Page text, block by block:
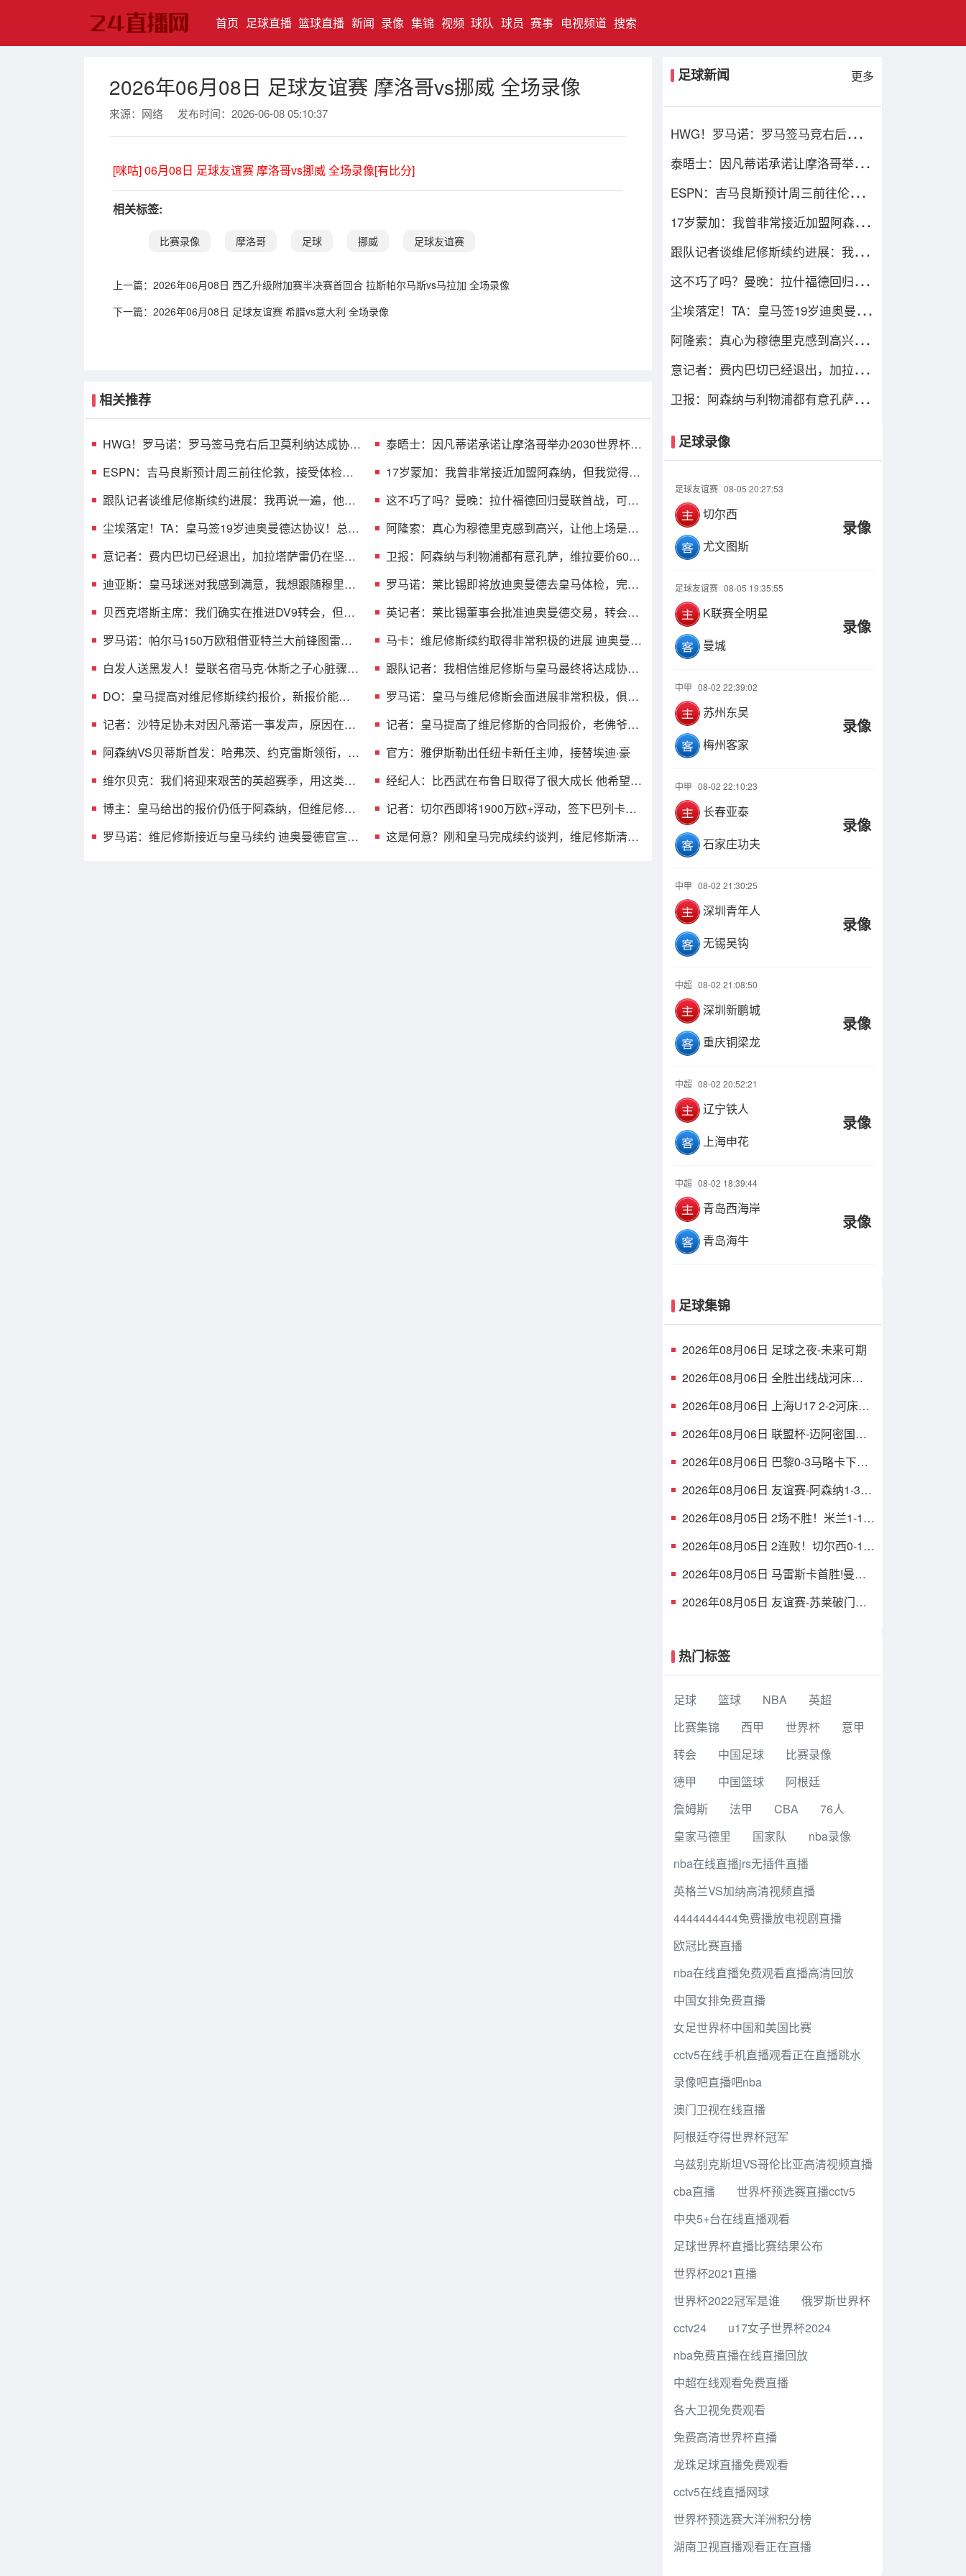
首页 (current)
足球直播 篮球直播 新闻 录像 集锦 视频 球队 球员 赛事 电视频道 搜索
2026年06月08日 足球友谊赛 摩洛哥vs挪威 全场录像
来源：网络 发布时间：2026-06-08 05:10:37
[咪咕] 06月08日 足球友谊赛 摩洛哥vs挪威 全场录像[有比分]
相关标签:
比赛录像 摩洛哥 足球 挪威 足球友谊赛
上一篇： 2026年06月08日 西乙升级附加赛半决赛首回合 拉斯帕尔马斯vs马拉加 全场录像
下一篇： 2026年06月08日 足球友谊赛 希腊vs意大利 全场录像
相关推荐
HWG！罗马诺：罗马签马竞右后卫莫利纳达成协
泰晤士：因凡蒂诺承诺让摩洛哥举办2030世界杯决
ESPN：吉马良斯预计周三前往伦敦，接受体检并
17岁蒙加：我曾非常接近加盟阿森纳，但我觉得自
跟队记者谈维尼修斯续约进展：我再说一遍，他要
这不巧了吗？曼晚：拉什福德回归曼联首战，可能
尘埃落定！TA：皇马签19岁迪奥曼德达协议！总价
阿隆索：真心为穆德里克感到高兴，让他上场是充
意记者：费内巴切已经退出，加拉塔萨雷仍在坚持
卫报：阿森纳与利物浦都有意孔萨，维拉要价6000
迪亚斯：皇马球迷对我感到满意，我想跟随穆里尼
罗马诺：莱比锡即将放迪奥曼德去皇马体检，完成
贝西克塔斯主席：我们确实在推进DV9转会，但从
英记者：莱比锡董事会批准迪奥曼德交易，转会费
罗马诺：帕尔马150万欧租借亚特兰大前锋图雷达
马卡：维尼修斯续约取得非常积极的进展 迪奥曼德
白发人送黑发人！曼联名宿马克·休斯之子心脏骤停
跟队记者：我相信维尼修斯与皇马最终将达成协
DO：皇马提高对维尼修斯续约报价，新报价能体
罗马诺：皇马与维尼修斯会面进展非常积极，俱乐
记者：沙特足协未对因凡蒂诺一事发声，原因在于
记者：皇马提高了维尼修斯的合同报价，老佛爷不
阿森纳VS贝蒂斯首发：哈弗茨、约克雷斯领衔，道
官方：雅伊斯勒出任纽卡新任主帅，接替埃迪·豪
维尔贝克：我们将迎来艰苦的英超赛季，用这类比
经纪人：比西武在布鲁日取得了很大成长 他希望为
博主：皇马给出的报价仍低于阿森纳，但维尼修斯
记者：切尔西即将1900万欧+浮动，签下巴列卡诺
罗马诺：维尼修斯接近与皇马续约 迪奥曼德官宣很
这是何意？刚和皇马完成续约谈判，维尼修斯清空
足球新闻 更多
HWG！罗马诺：罗马签马竞右后卫莫
泰晤士：因凡蒂诺承诺让摩洛哥举办
ESPN：吉马良斯预计周三前往伦敦，
17岁蒙加：我曾非常接近加盟阿森
跟队记者谈维尼修斯续约进展：我再
这不巧了吗？曼晚：拉什福德回归曼
尘埃落定！TA：皇马签19岁迪奥曼德
阿隆索：真心为穆德里克感到高兴，
意记者：费内巴切已经退出，加拉塔
卫报：阿森纳与利物浦都有意孔萨，
足球录像
足球友谊赛 08-05 20:27:53
切尔西
尤文图斯
录像
足球友谊赛 08-05 19:35:55
K联赛全明星
曼城
录像
中甲 08-02 22:39:02
苏州东吴
梅州客家
录像
中甲 08-02 22:10:23
长春亚泰
石家庄功夫
录像
中甲 08-02 21:30:25
深圳青年人
无锡吴钩
录像
中超 08-02 21:08:50
深圳新鹏城
重庆铜梁龙
录像
中超 08-02 20:52:21
辽宁铁人
上海申花
录像
中超 08-02 18:39:44
青岛西海岸
青岛海牛
录像
足球集锦
2026年08月06日 足球之夜-未来可期
2026年08月06日 全胜出线战河床
源登场1分钟传射
2026年08月06日 上海U17 2-2河床锁
战A组第2
2026年08月06日 联盟杯-迈阿密国际
帽
2026年08月06日 巴黎0-3马略卡下场
果
2026年08月06日 友谊赛-阿森纳1-3贝
射2传
2026年08月05日 2场不胜！米兰1-1国
莫斯登场
2026年08月05日 2连败！切尔西0-1尤
614天复出
2026年08月05日 马雷斯卡首胜!曼城
梅尼奥助攻
2026年08月05日 友谊赛-苏莱破门迪
热门标签
足球 篮球 NBA
英超
比赛集锦
西甲 世界杯
意甲
转会
中国足球
比赛录像
德甲
中国篮球
阿根廷
詹姆斯
法甲 CBA
76人
皇家马德里
国家队
nba录像
nba在线直播jrs无插件直播
英格兰VS加纳高清视频直播
4444444444免费播放电视剧直播
欧冠比赛直播
nba在线直播免费观看直播高清回放
中国女排免费直播
女足世界杯中国和美国比赛
cctv5在线手机直播观看正在直播跳水
录像吧直播吧nba
澳门卫视在线直播
阿根廷夺得世界杯冠军
乌兹别克斯坦VS哥伦比亚高清视频直播
cba直播
世界杯预选赛直播cctv5
中央5+台在线直播观看
足球世界杯直播比赛结果公布
世界杯2021直播
世界杯2022冠军是谁
俄罗斯世界杯
cctv24
u17女子世界杯2024
nba免费直播在线直播回放
中超在线观看免费直播
各大卫视免费观看
免费高清世界杯直播
龙珠足球直播免费观看
cctv5在线直播网球
世界杯预选赛大洋洲积分榜
湖南卫视直播观看正在直播